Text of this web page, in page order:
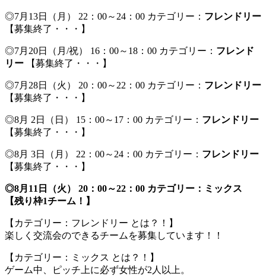
◎7月13日（月） 22：00～24：00 カテゴリー： フレンドリー
【募集終了・・・】
◎7月20日（月/祝） 16：00～18：00 カテゴリー： フレンド
リー 【募集終了・・・】
◎7月28日（火） 20：00～22：00 カテゴリー： フレンドリー
【募集終了・・・】
◎8月 2日（日） 15：00～17：00 カテゴリー： フレンドリー
【募集終了・・・】
◎8月 3日（月） 22：00～24：00 カテゴリー： フレンドリー
【募集終了・・・】
◎8月11日（火） 20：00～22：00 カテゴリー： ミックス
【残り枠1チーム！】
【カテゴリー：フレンドリー とは？！】
楽しく交流会のできるチームを募集しています！！
【カテゴリー：ミックス とは？！】
ゲーム中、ピッチ上に必ず女性が2人以上。